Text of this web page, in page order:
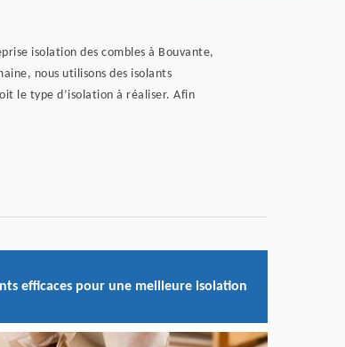
isolation des combles à Bouvante,
nous utilisons des isolants
le type d’isolation à réaliser. Afin
efficaces pour une meilleure isolation